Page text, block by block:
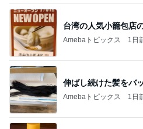
台湾の人気小籠包店
Amebaトピックス 1日
伸ばし続けた髪をバ
Amebaトピックス 1日